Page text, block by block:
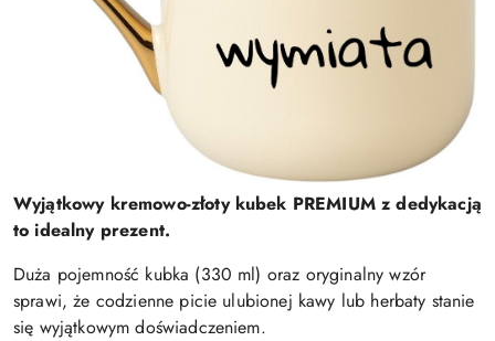
Wyjątkowy kremowo-złoty kubek PREMIUM z dedykacją
to idealny prezent.
Duża pojemność kubka (330 ml) oraz oryginalny wzór
sprawi, że codzienne picie ulubionej kawy lub herbaty stanie
się wyjątkowym doświadczeniem.